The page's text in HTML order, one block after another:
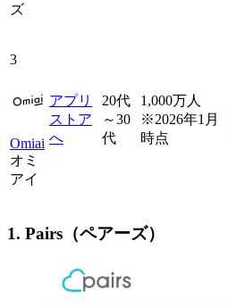
ズ
3
Omiai
オミ
アイ
アプリ
ストア
へ
20代
～30
代
1,000万人
※2026年1月
時点
1. Pairs（ペアーズ）